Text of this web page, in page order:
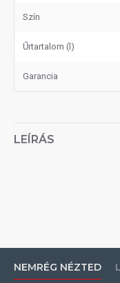
Szín
Űrtartalom (l)
Garancia
LEÍRÁS
NEMRÉG NÉZTED